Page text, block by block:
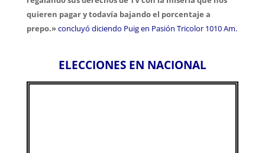
quieren pagar y todavía bajando el porcentaje a
prepo.»concluyó diciendo Puig en Pasión Tricolor 1010 Am.
ELECCIONES EN NACIONAL